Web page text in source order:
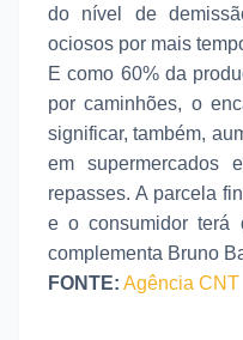
do nível de
ociosos por mais
E como 60% da
por caminhões, o
significar, também,
em supermercados
repasses. A parcela
e o consumidor terá
complementa Bruno
FONTE: Agência CNT